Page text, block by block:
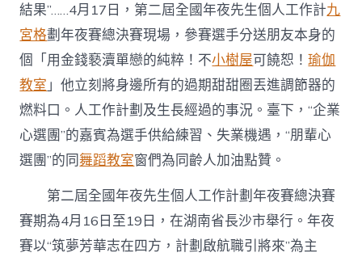
結果”……4月17日，第二屆全國年夜先生個人工作計九
宮格劃年夜賽總決賽現場，參賽選手分送朋友本身的
個「用金錢褻瀆單戀的純粹！不小樹屋可饒恕！瑜伽
教室」他立刻將身邊所有的過期甜甜圈丟進調節器的
燃料口。人工作計劃及生長經過的事況。臺下，“企業
心選團”的嘉賓為選手供給練習、失業機遇，“朋輩心
選團”的同舞蹈教室窗們為同齡人加油點贊。
第二屆全國年夜先生個人工作計劃年夜賽總決賽
賽期為4月16日至19日，在湖南省長沙市舉行。年夜
賽以“筑夢芳華志在四方，計劃啟航職引將來”為主